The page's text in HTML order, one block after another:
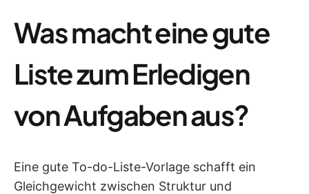
Was macht eine gute
Liste zum Erledigen
von Aufgaben aus?
Eine gute To-do-Liste-Vorlage schafft ein
Gleichgewicht zwischen Struktur und